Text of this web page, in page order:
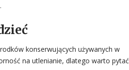
konserwujących używanych w
na utlenianie, dlatego warto pytać